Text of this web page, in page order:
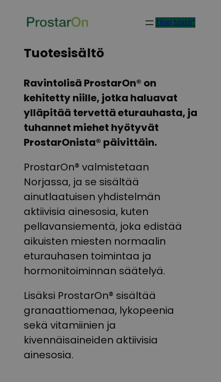
Tilaa tästä*
Tuotesisältö
Ravintolisä ProstarOn® on
kehitetty niille, jotka haluavat
ylläpitää tervettä eturauhasta, ja
tuhannet miehet hyötyvät
ProstarOnista® päivittäin.
ProstarOn® valmistetaan
Norjassa, ja se sisältää
ainutlaatuisen yhdistelmän
aktiivisia ainesosia, kuten
pellavansiementä, joka edistää
aikuisten miesten normaalin
eturauhasen toimintaa ja
hormonitoiminnan säätelyä.
Lisäksi ProstarOn® sisältää
granaattiomenaa, lykopeenia
sekä vitamiinien ja
kivennäisaineiden aktiivisia
ainesosia.